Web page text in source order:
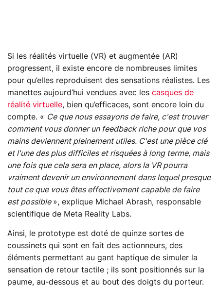
Si les réalités virtuelle (VR) et augmentée (AR)
progressent, il existe encore de nombreuses limites
pour qu’elles reproduisent des sensations réalistes. Les
manettes aujourd’hui vendues avec les casques de
réalité virtuelle, bien qu’efficaces, sont encore loin du
compte. « Ce que nous essayons de faire, c'est trouver
comment vous donner un feedback riche pour que vos
mains deviennent pleinement utiles. C'est une pièce clé
et l'une des plus difficiles et risquées à long terme, mais
une fois que cela sera en place, alors la VR pourra
vraiment devenir un environnement dans lequel presque
tout ce que vous êtes effectivement capable de faire
est possible », explique Michael Abrash, responsable
scientifique de Meta Reality Labs.
Ainsi, le prototype est doté de quinze sortes de
coussinets qui sont en fait des actionneurs, des
éléments permettant au gant haptique de simuler la
sensation de retour tactile ; ils sont positionnés sur la
paume, au-dessous et au bout des doigts du porteur.